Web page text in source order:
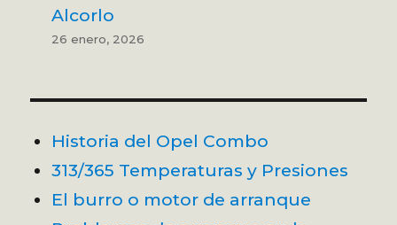
Alcorlo
26 enero, 2026
Historia del Opel Combo
313/365 Temperaturas y Presiones
El burro o motor de arranque